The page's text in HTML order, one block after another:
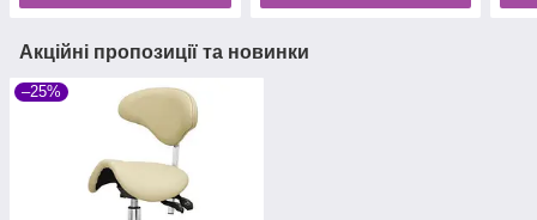
Акційні пропозиції та новинки
–25%